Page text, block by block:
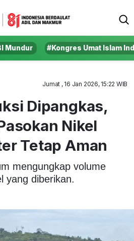
Mundur #Kongres Umat Islam
Jumat , 16 Jan 2026, 15:22 WIB
Dipangkas,
Nikel
Tetap Aman
mengungkap volume
yang diberikan.